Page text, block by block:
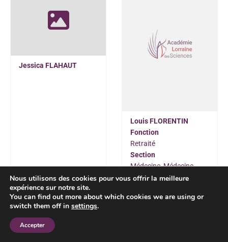
Jessica FLAHAUT
Louis FLORENTIN
Fonction
Retraité
Section
Médecine, Médecine
vétérinaire, Pharmacie
Nous utilisons des cookies pour vous offrir la meilleure
expérience sur notre site.
You can find out more about which cookies we are using or
switch them off in settings.
Accepter